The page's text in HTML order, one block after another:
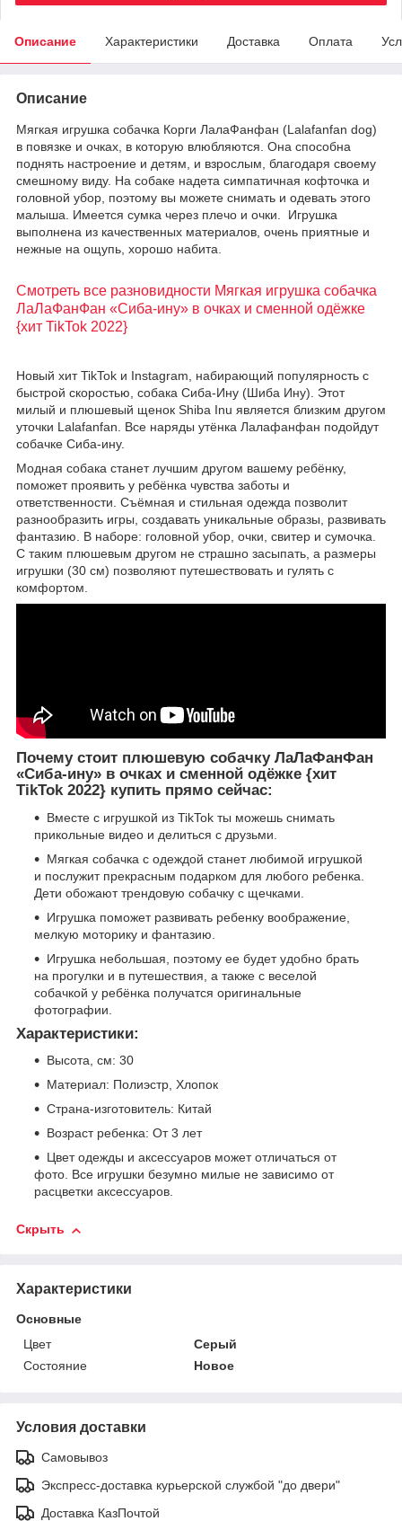
Описание Характеристики Доставка Оплата
Описание
Мягкая игрушка собачка Корги ЛалаФанфан (Lalafanfan dog)
в повязке и очках, в которую влюбляются. Она способна
поднять настроение и детям, и взрослым, благодаря своему
смешному виду. На собаке надета симпатичная кофточка и
головной убор, поэтому вы можете снимать и одевать этого
малыша. Имеется сумка через плечо и очки. Игрушка
выполнена из качественных материалов, очень приятные и
нежные на ощупь, хорошо набита.
Смотреть все разновидности Мягкая игрушка собачка
ЛаЛаФанФан «Сиба-ину» в очках и сменной одёжке
{хит TikTok 2022}
Новый хит TikTok и Instagram, набирающий популярность с
быстрой скоростью, собака Сиба-Ину (Шиба Ину). Этот
милый и плюшевый щенок Shiba Inu является близким другом
уточки Lalafanfan. Все наряды утёнка Лалафанфан подойдут
собачке Сиба-ину.
Модная собака станет лучшим другом вашему ребёнку,
поможет проявить у ребёнка чувства заботы и
ответственности. Съёмная и стильная одежда позволит
разнообразить игры, создавать уникальные образы, развивать
фантазию. В наборе: головной убор, очки, свитер и сумочка.
С таким плюшевым другом не страшно засыпать, а размеры
игрушки (30 см) позволяют путешествовать и гулять с
комфортом.
Почему стоит плюшевую собачку ЛаЛаФанФан
«Сиба-ину» в очках и сменной одёжке {хит
TikTok 2022} купить прямо сейчас:
Вместе с игрушкой из TikTok ты можешь снимать
прикольные видео и делиться с друзьми.
Мягкая собачка с одеждой станет любимой игрушкой
и послужит прекрасным подарком для любого ребенка.
Дети обожают трендовую собачку с щечками.
Игрушка поможет развивать ребенку воображение,
мелкую моторику и фантазию.
Игрушка небольшая, поэтому ее будет удобно брать
на прогулки и в путешествия, а также с веселой
собачкой у ребёнка получатся оригинальные
фотографии.
Характеристики:
Высота, см: 30
Материал: Полиэстр, Хлопок
Страна-изготовитель: Китай
Возраст ребенка: От 3 лет
Цвет одежды и аксессуаров может отличаться от
фото. Все игрушки безумно милые не зависимо от
расцветки аксессуаров.
Скрыть
Характеристики
Основные
Цвет
Серый
Состояние
Новое
Условия доставки
Самовывоз
Экспресс-доставка курьерской службой "до двери"
Доставка КазПочтой